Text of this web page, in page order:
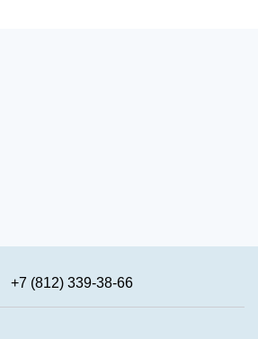
+7 (812) 339-38-66
+7 (499) 346-65-02